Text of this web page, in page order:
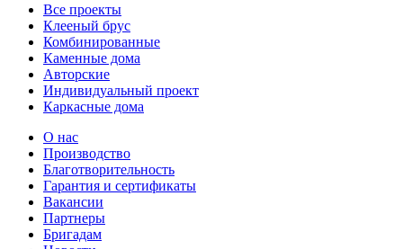
Все проекты
Клееный брус
Комбинированные
Каменные дома
Авторские
Индивидуальный проект
Каркасные дома
О нас
Производство
Благотворительность
Гарантия и сертификаты
Вакансии
Партнеры
Бригадам